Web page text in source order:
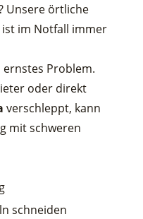
Unsere örtliche
ist im Notfall immer
ernstes Problem.
oder direkt
verschleppt, kann
mit schweren
schneiden